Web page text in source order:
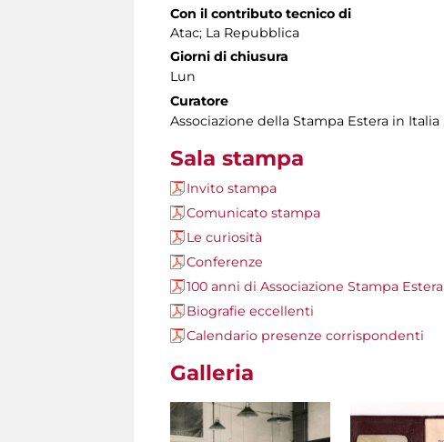
Con il contributo tecnico di
Atac; La Repubblica
Giorni di chiusura
Lun
Curatore
Associazione della Stampa Estera in Italia
Sala stampa
Invito stampa
Comunicato stampa
Le curiosità
Conferenze
100 anni di Associazione Stampa Estera
Biografie eccellenti
Calendario presenze corrispondenti
Galleria